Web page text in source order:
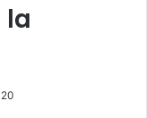
la